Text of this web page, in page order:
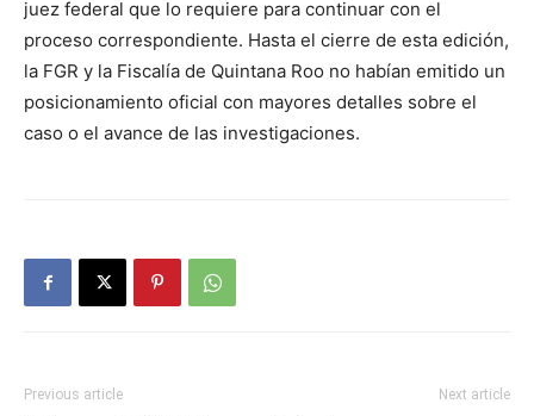
juez federal que lo requiere para continuar con el
proceso correspondiente. Hasta el cierre de esta edición,
la FGR y la Fiscalía de Quintana Roo no habían emitido un
posicionamiento oficial con mayores detalles sobre el
caso o el avance de las investigaciones.
Previous article Next article